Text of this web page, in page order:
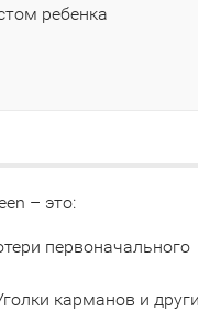
ребенка
– это:
первоначального
карманов и